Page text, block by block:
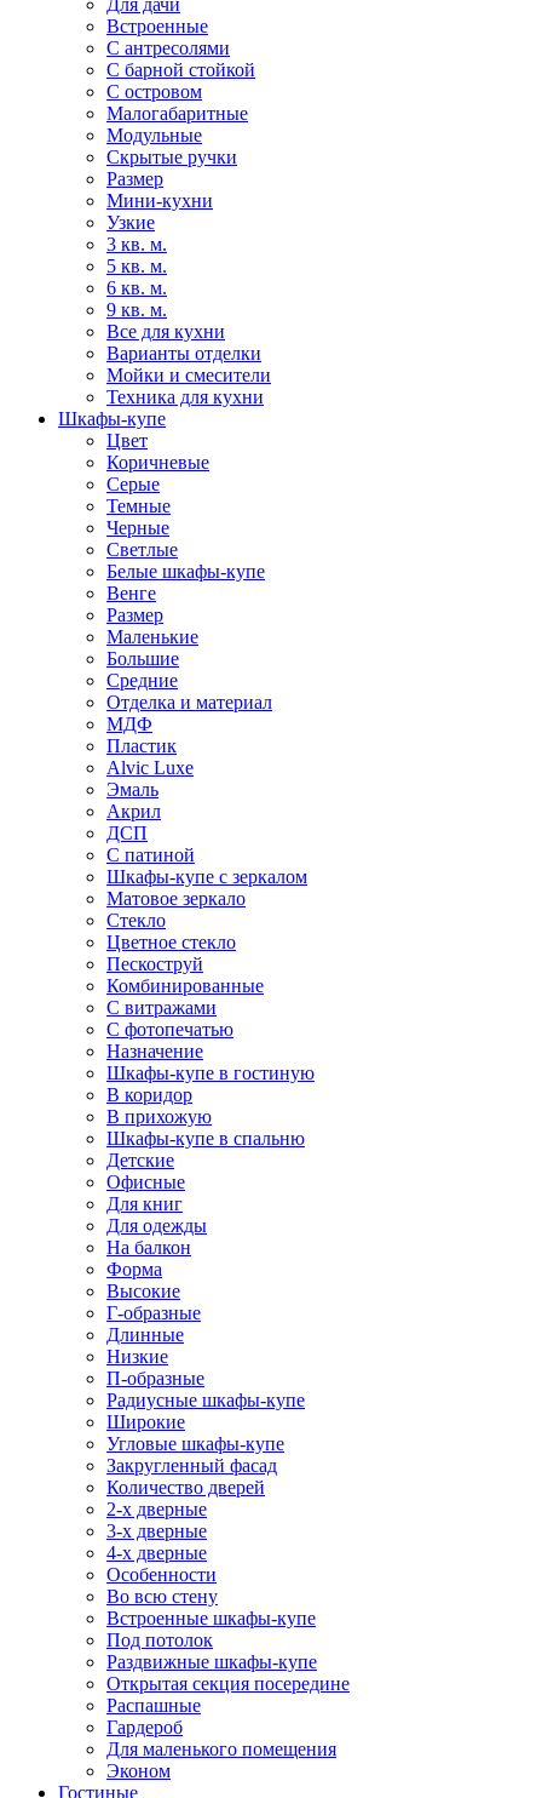
Для дачи
Встроенные
С антресолями
С барной стойкой
С островом
Малогабаритные
Модульные
Скрытые ручки
Размер
Мини-кухни
Узкие
3 кв. м.
5 кв. м.
6 кв. м.
9 кв. м.
Все для кухни
Варианты отделки
Мойки и смесители
Техника для кухни
Шкафы-купе
Цвет
Коричневые
Серые
Темные
Черные
Светлые
Белые шкафы-купе
Венге
Размер
Маленькие
Большие
Средние
Отделка и материал
МДФ
Пластик
Alvic Luxe
Эмаль
Акрил
ДСП
С патиной
Шкафы-купе с зеркалом
Матовое зеркало
Стекло
Цветное стекло
Пескоструй
Комбинированные
С витражами
С фотопечатью
Назначение
Шкафы-купе в гостиную
В коридор
В прихожую
Шкафы-купе в спальню
Детские
Офисные
Для книг
Для одежды
На балкон
Форма
Высокие
Г-образные
Длинные
Низкие
П-образные
Радиусные шкафы-купе
Широкие
Угловые шкафы-купе
Закругленный фасад
Количество дверей
2-х дверные
3-х дверные
4-х дверные
Особенности
Во всю стену
Встроенные шкафы-купе
Под потолок
Раздвижные шкафы-купе
Открытая секция посередине
Распашные
Гардероб
Для маленького помещения
Эконом
Гостиные